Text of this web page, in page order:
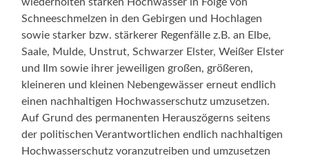
Schneeschmelzen in den Gebirgen und Hochlagen
sowie starker bzw. stärkerer Regenfälle z.B. an Elbe,
Saale, Mulde, Unstrut, Schwarzer Elster, Weißer Elster
und Ilm sowie ihrer jeweiligen großen, größeren,
kleineren und kleinen Nebengewässer erneut endlich
einen nachhaltigen Hochwasserschutz umzusetzen.
Auf Grund des permanenten Herauszögerns seitens
der politischen Verantwortlichen endlich nachhaltigen
Hochwasserschutz voranzutreiben und umzusetzen